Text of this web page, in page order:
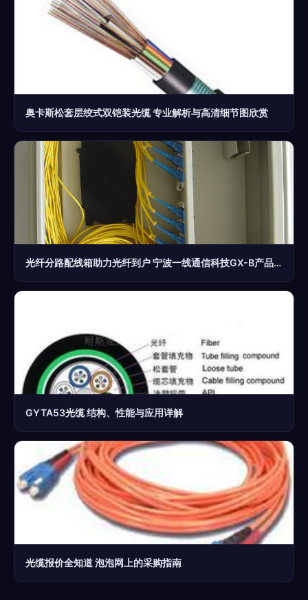
奥卡斯松套层绞式双铠装光缆 专业解析与高清细节图欣赏
光纤分路配线箱助力光纤到户 宁波一线通信科技GX-B产品解析
GYTA53光缆 结构、性能与应用详解
光缆报价全知道 泡泡网上的采购指南